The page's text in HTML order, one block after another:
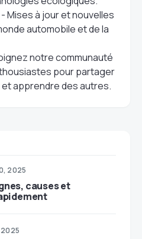
- Mises à jour et nouvelles
automobile et de la
notre communauté
pour partager
apprendre des autres.
2025
causes et
2025